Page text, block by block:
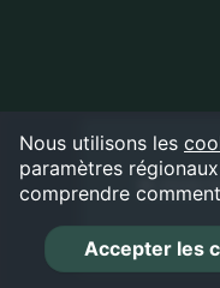
Nous utilisons les
paramètres
comprendre
Accepter les
© 2026